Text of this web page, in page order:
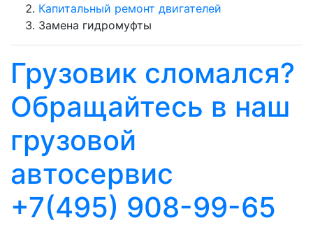
Капитальный ремонт двигателей
Замена гидромуфты
Грузовик сломался?
Обращайтесь в наш
грузовой
автосервис
+7(495) 908-99-65